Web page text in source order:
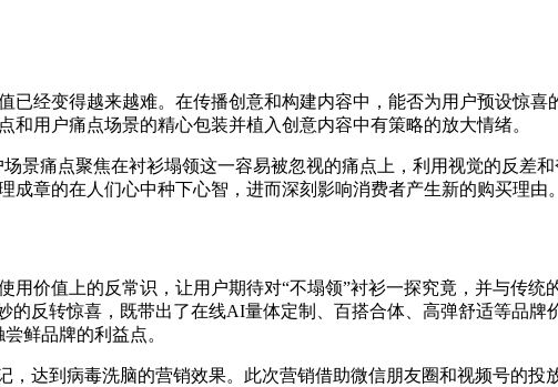
经变得越来越难。在传播创意和构建内容中，能否为用户预设惊喜
用户痛点场景的精心包装并植入创意内容中有策略的放大情绪。
景痛点聚焦在衬衫塌领这一容易被忽视的痛点上，利用视觉的反差
章的在人们心中种下心智，进而深刻影响消费者产生新的购买理由。
价值上的反常识，让用户期待对“不塌领”衬衫一探究竟，并与传统
反转惊喜，既带出了在线AI量体定制、百搭合体、高弹舒适等品牌
鲜品牌的利益点。
达到病毒洗脑的营销效果。此次营销借助微信朋友圈和视频号的投